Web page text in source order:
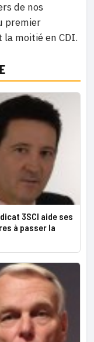
de nos
premier
la moitié en CDI.
3SCI aide ses
à passer la